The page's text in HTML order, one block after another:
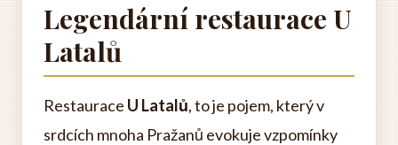
Legendární restaurace U
Latalů
Restaurace U Latalů, to je pojem, který v
srdcích mnoha Pražanů evokuje vzpomínky